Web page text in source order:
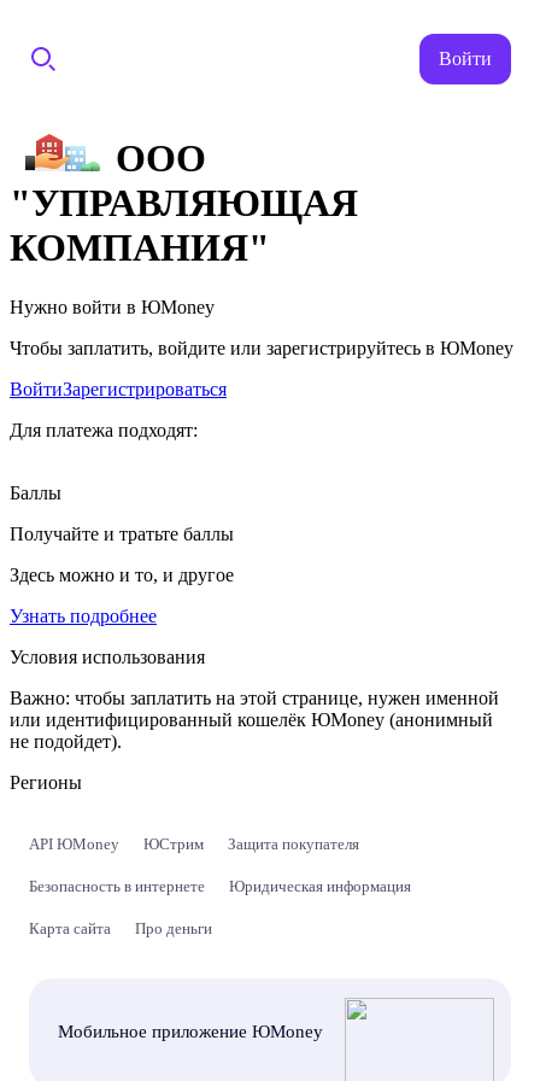
Войти
ООО
"УПРАВЛЯЮЩАЯ
КОМПАНИЯ"
Нужно войти в ЮMoney
Чтобы заплатить, войдите или зарегистрируйтесь в ЮMoney
ВойтиЗарегистрироваться
Для платежа подходят:
Баллы
Получайте и тратьте баллы
Здесь можно и то, и другое
Узнать подробнее
Условия использования
Важно: чтобы заплатить на этой странице, нужен именной
или идентифицированный кошелёк ЮMoney (анонимный
не подойдет).
Регионы
API ЮMoney ЮСтрим Защита покупателя
Безопасность в интернете Юридическая информация
Карта сайта Про деньги
Мобильное приложение ЮMoney